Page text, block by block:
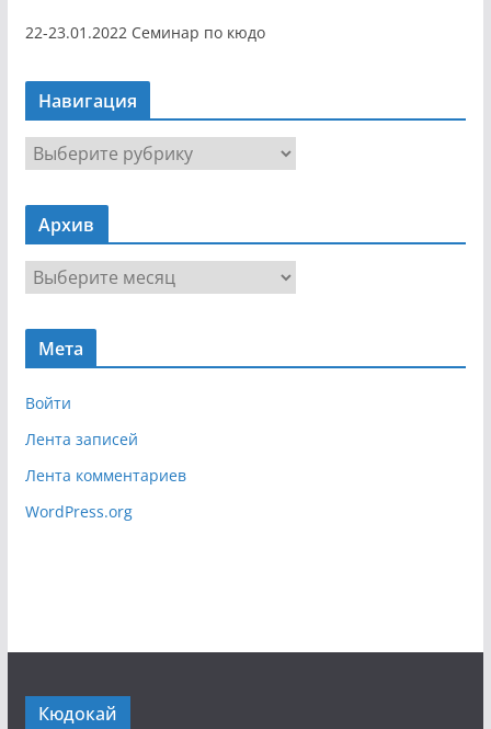
22-23.01.2022 Семинар по кюдо
Навигация
Н
а
в
г
я
Архив
р
х
Мета
Войти
Лента записей
Лента комментариев
WordPress.org
Кюдокай